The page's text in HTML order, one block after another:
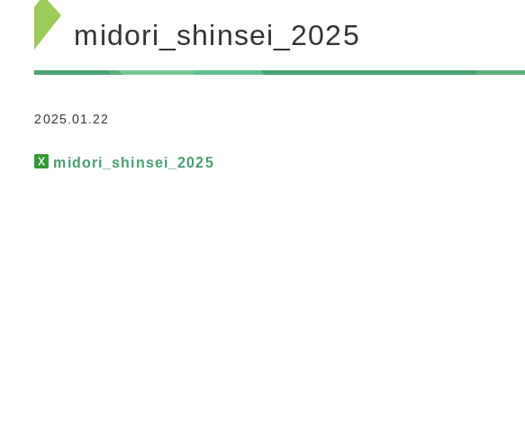
midori_shinsei_2025
2025.01.22
midori_shinsei_2025